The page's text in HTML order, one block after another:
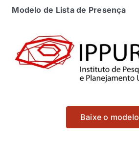
Modelo de Lista de Presença
Baixe o modelo